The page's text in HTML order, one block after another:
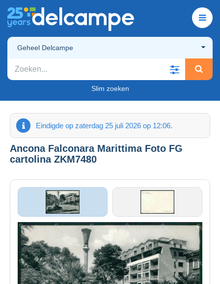
Geheel Delcampe
Slim zoeken
Eindigde op zaterdag 25 juli 2026 op 12:06.
Ancona Falconara Marittima Foto FG
cartolina ZKM7480